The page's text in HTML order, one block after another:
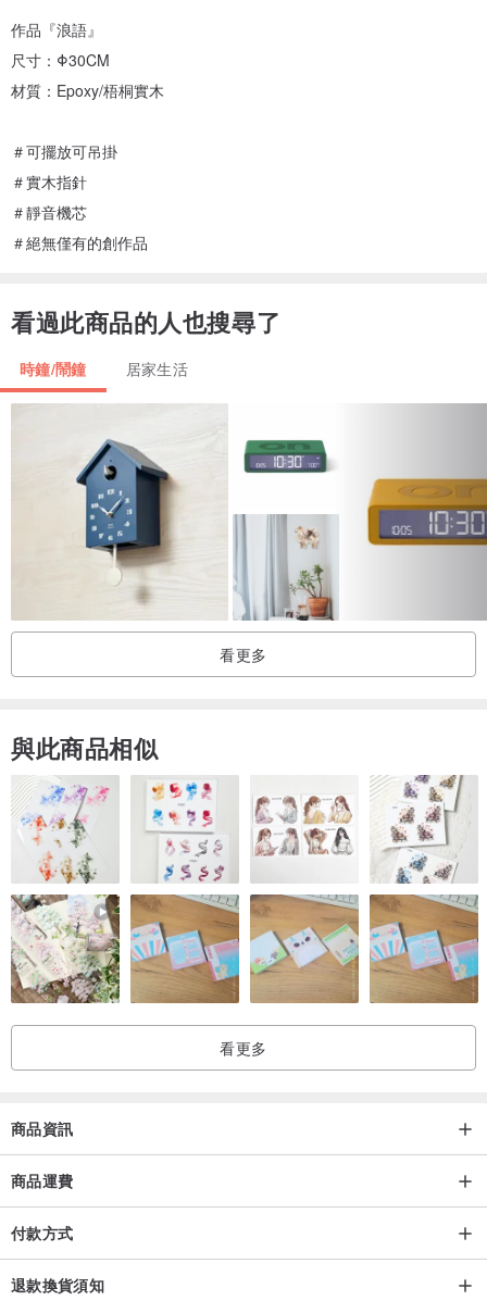
作品『浪語』
尺寸：Φ30CM
材質：Epoxy/梧桐實木
＃可擺放可吊掛
＃實木指針
＃靜音機芯
＃絕無僅有的創作品
看過此商品的人也搜尋了
時鐘/鬧鐘 居家生活
看更多
與此商品相似
看更多
商品資訊
商品運費
付款方式
退款換貨須知